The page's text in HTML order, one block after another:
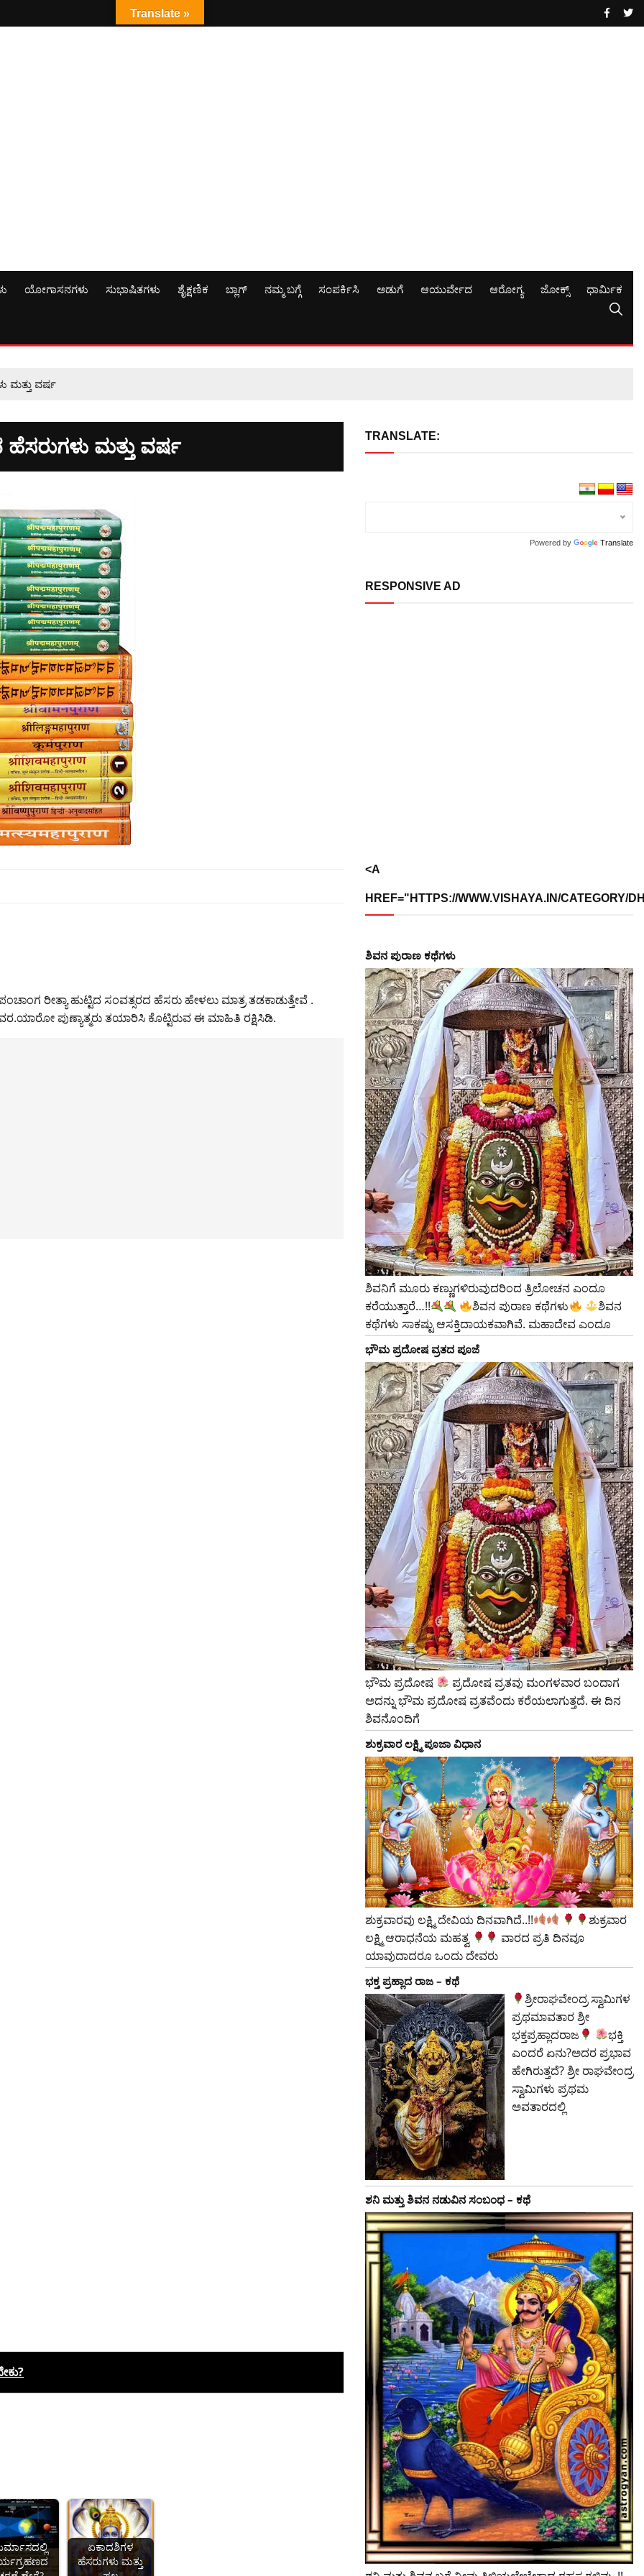
ಯೋಗಾಸನಗಳು ಸುಭಾಷಿತಗಳು ಶೈಕ್ಷಣಿಕ ಬ್ಲಾಗ್ ನಮ್ಮ ಬಗ್ಗೆ ಸಂಪರ್ಕಿಸಿ ಅಡುಗೆ ಆಯುರ್ವೇದ ಆರೋಗ್ಯ ಜೋಕ್ಸ್ ಧಾರ್ಮಿಕ
ಮತ್ತು ವರ್ಷ
ಮತ್ತು ವರ್ಷ
ರೀತ್ಯಾ ಹುಟ್ಟಿದ ಸಂವತ್ಸರದ ಹೆಸರು ಹೇಳಲು ಮಾತ್ರ ತಡಕಾಡುತ್ತೇವೆ .
ಪುಣ್ಯಾತ್ಮರು ತಯಾರಿಸಿ ಕೊಟ್ಟಿರುವ ಈ ಮಾಹಿತಿ ರಕ್ಷಿಸಿಡಿ.
ಏಕಾದಶಿಗಳ
ಹೆಸರುಗಳು ಮತ್ತು
TRANSLATE:
Powered by Translate
RESPONSIVE AD
<A
HREF="HTTPS://WWW.VISHAYA.IN/CATEGORY/
ಶಿವನ ಪುರಾಣ ಕಥೆಗಳು
ಶಿವನಿಗೆ ಮೂರು ಕಣ್ಣುಗಳಿರುವುದರಿಂದ ತ್ರಿಲೋಚನ ಎಂದೂ
ಕರೆಯುತ್ತಾರೆ…!!
ಶಿವನ ಪುರಾಣ ಕಥೆಗಳು
ಶಿವನ
ಕಥೆಗಳು ಸಾಕಷ್ಟು ಆಸಕ್ತಿದಾಯಕವಾಗಿವೆ. ಮಹಾದೇವ ಎಂದೂ
ಭೌಮ ಪ್ರದೋಷ ವ್ರತದ ಪೂಜೆ
ಭೌಮ ಪ್ರದೋಷ
ಪ್ರದೋಷ ವ್ರತವು ಮಂಗಳವಾರ ಬಂದಾಗ
ಅದನ್ನು ಭೌಮ ಪ್ರದೋಷ ವ್ರತವೆಂದು ಕರೆಯಲಾಗುತ್ತದೆ. ಈ ದಿನ
ಶಿವನೊಂದಿಗೆ
ಶುಕ್ರವಾರ ಲಕ್ಷ್ಮಿ ಪೂಜಾ ವಿಧಾನ
ಶುಕ್ರವಾರವು ಲಕ್ಷ್ಮಿ ದೇವಿಯ ದಿನವಾಗಿದೆ..!!
​ಶುಕ್ರವಾರ
ಲಕ್ಷ್ಮಿ ಆರಾಧನೆಯ ಮಹತ್ವ
ವಾರದ ಪ್ರತಿ ದಿನವೂ
ಯಾವುದಾದರೂ ಒಂದು ದೇವರು
ಭಕ್ತ ಪ್ರಹ್ಲಾದ ರಾಜ – ಕಥೆ
ಶ್ರೀರಾಘವೇಂದ್ರ ಸ್ವಾಮಿಗಳ
ಪ್ರಥಮಾವತಾರ ಶ್ರೀ
ಭಕ್ತಪ್ರಹ್ಲಾದರಾಜ
ಭಕ್ತಿ
ಎಂದರೆ ಏನು?ಅದರ ಪ್ರಭಾವ
ಹೇಗಿರುತ್ತದೆ? ಶ್ರೀ ರಾಘವೇಂದ್ರ
ಸ್ವಾಮಿಗಳು ಪ್ರಥಮ
ಅವತಾರದಲ್ಲಿ
ಶನಿ ಮತ್ತು ಶಿವನ ನಡುವಿನ ಸಂಬಂಧ – ಕಥೆ
Translate »